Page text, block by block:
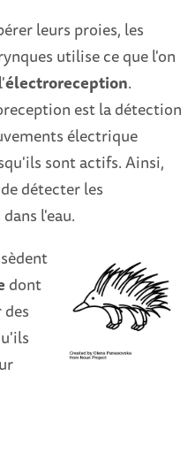
leurs proies, les
utilise ce que l'on
électroreception.
est la détection
électrique
sont actifs. Ainsi,
détecter les
l'eau.
dont